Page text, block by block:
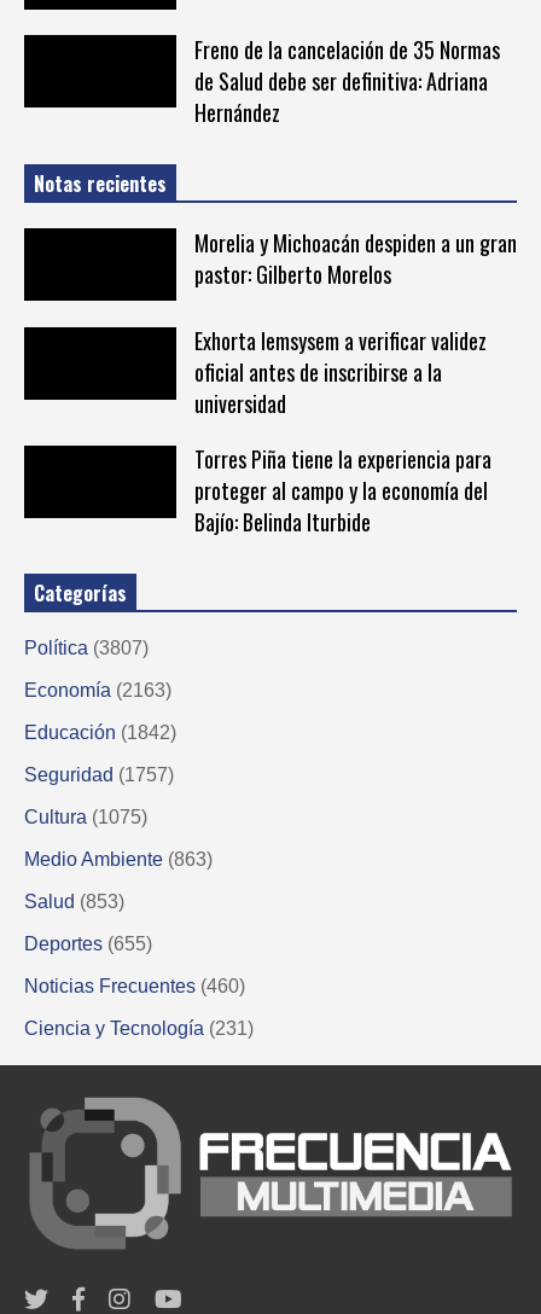
Freno de la cancelación de 35 Normas
de Salud debe ser definitiva: Adriana
Hernández
Notas recientes
Morelia y Michoacán despiden a un gran
pastor: Gilberto Morelos
Exhorta Iemsysem a verificar validez
oficial antes de inscribirse a la
universidad
Torres Piña tiene la experiencia para
proteger al campo y la economía del
Bajío: Belinda Iturbide
Categorías
Política (3807)
Economía (2163)
Educación (1842)
Seguridad (1757)
Cultura (1075)
Medio Ambiente (863)
Salud (853)
Deportes (655)
Noticias Frecuentes (460)
Ciencia y Tecnología (231)